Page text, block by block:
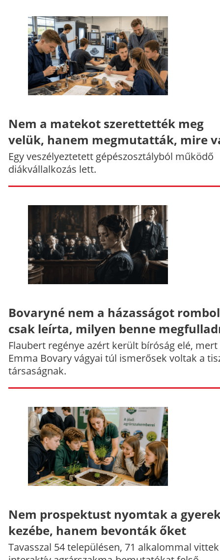
Nem a matekot szerettették meg
velük, hanem megmutatták, mire
Egy veszélyeztetett gépészosztályból működő
diákvállalkozás lett.
Bovaryné nem a házasságot
csak leírta, milyen benne
Flaubert regénye azért került bíróság elé, mert
Emma Bovary vágyai túl ismerősek voltak a
társaságnak.
Nem prospektust nyomtak a
kezébe, hanem bevonták őket
Tavasszal 54 településen, 71 alkalommal vittek